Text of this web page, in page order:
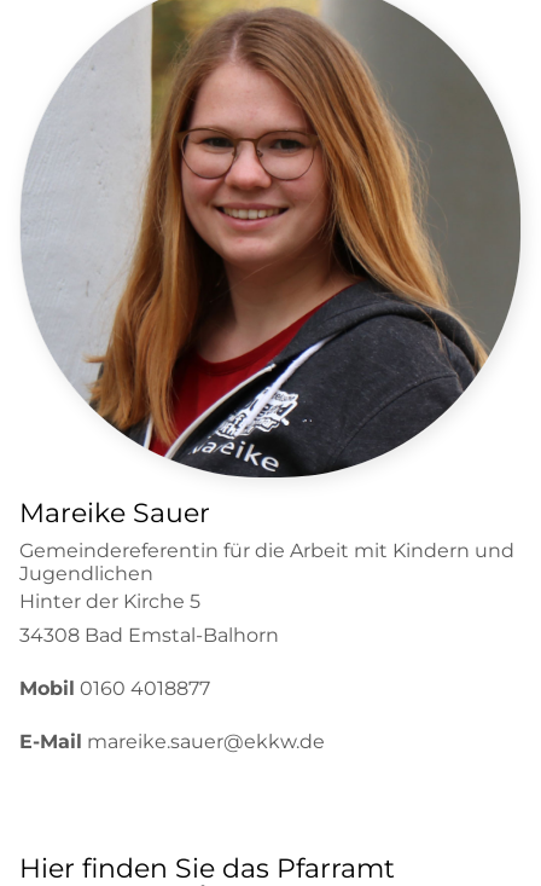
Mareike Sauer
Gemeindereferentin für die Arbeit mit Kindern und
Jugendlichen
Hinter der Kirche 5
34308 Bad Emstal-Balhorn
Mobil 0160 4018877
E-Mail mareike.sauer@ekkw.de
Hier finden Sie das Pfarramt